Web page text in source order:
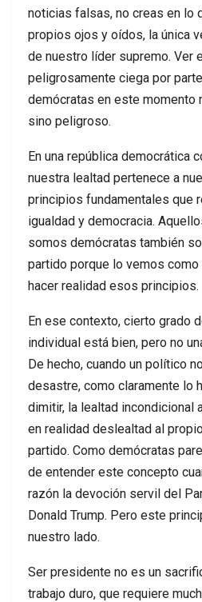
noticias falsas, no creas en lo
propios ojos y oídos, la única
de nuestro líder supremo. Ver
peligrosamente ciega por
demócratas en este momento
sino peligroso.
En una república democrática
nuestra lealtad pertenece a
principios fundamentales que
igualdad y democracia.
somos demócratas también
partido porque lo vemos
hacer realidad esos principios.
En ese contexto, cierto grado
individual está bien, pero no
De hecho, cuando un político
desastre, como claramente lo
dimitir, la lealtad incondicional
en realidad deslealtad al
partido. Como demócratas
de entender este concepto
razón la devoción servil del
Donald Trump. Pero este
nuestro lado.
Ser presidente no es un
trabajo duro, que requiere